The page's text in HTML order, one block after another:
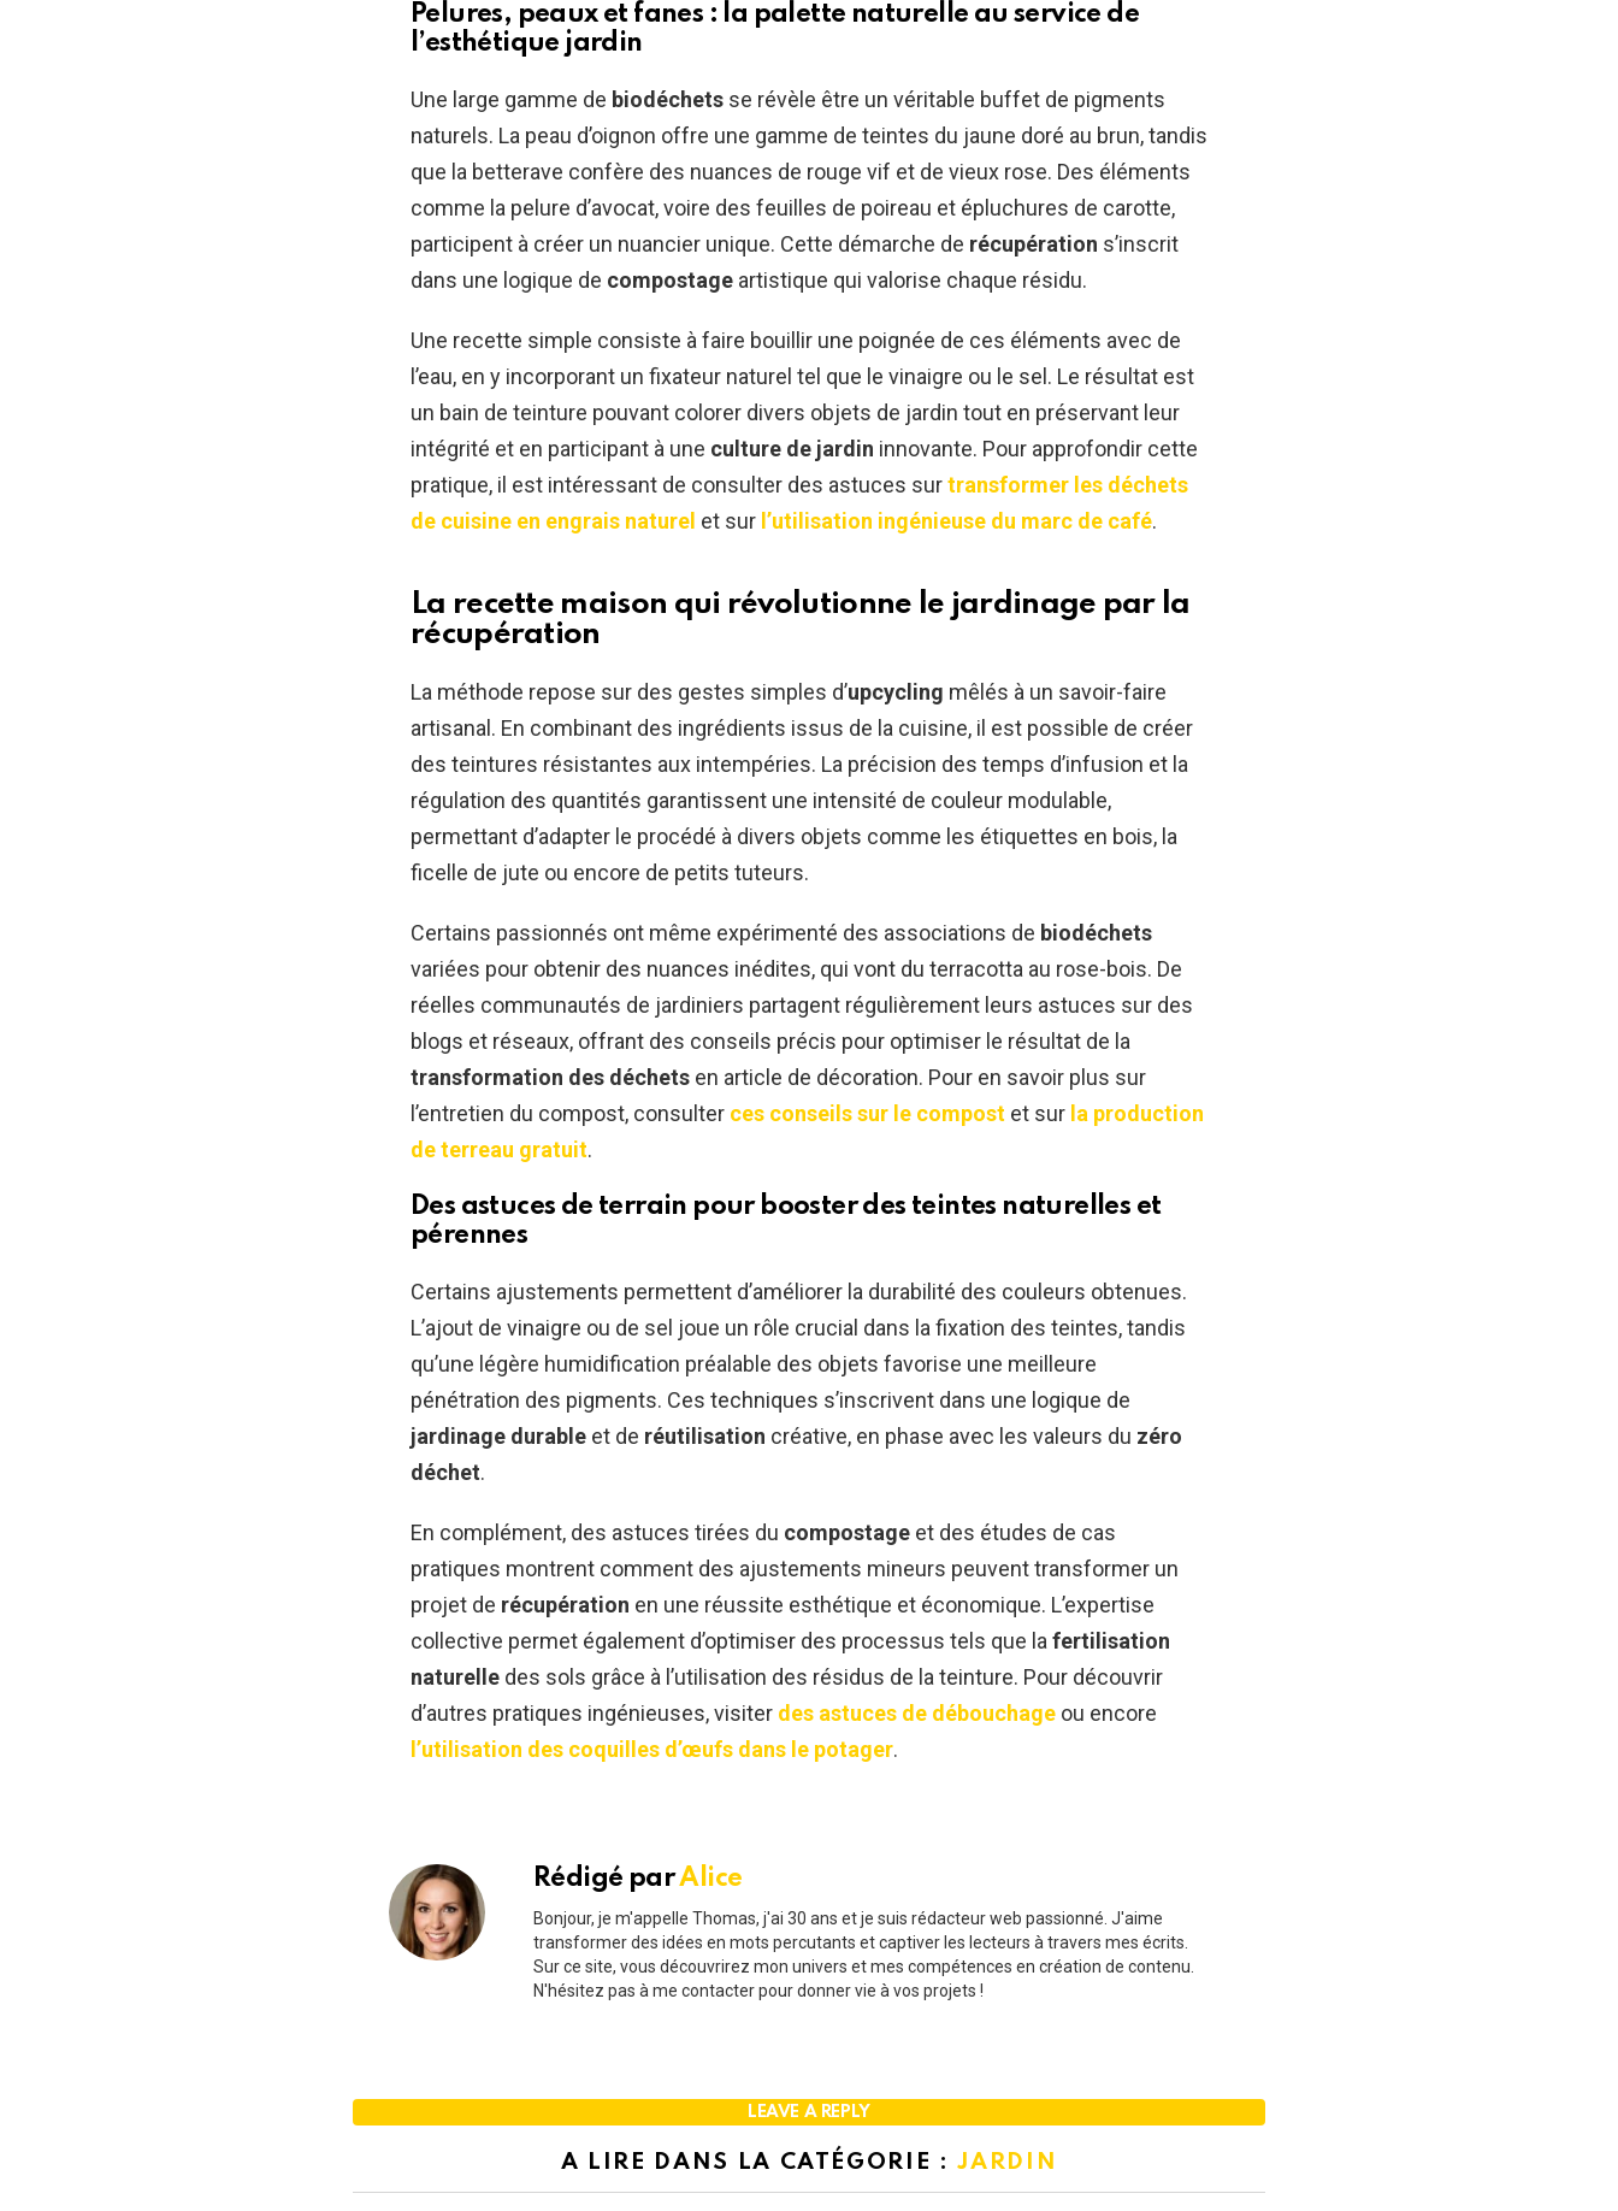
Pelures, peaux et fanes : la palette naturelle au service de
l’esthétique jardin
Une large gamme de biodéchets se révèle être un véritable buffet de pigments
naturels. La peau d’oignon offre une gamme de teintes du jaune doré au brun, tandis
que la betterave confère des nuances de rouge vif et de vieux rose. Des éléments
comme la pelure d’avocat, voire des feuilles de poireau et épluchures de carotte,
participent à créer un nuancier unique. Cette démarche de récupération s’inscrit
dans une logique de compostage artistique qui valorise chaque résidu.
Une recette simple consiste à faire bouillir une poignée de ces éléments avec de
l’eau, en y incorporant un fixateur naturel tel que le vinaigre ou le sel. Le résultat est
un bain de teinture pouvant colorer divers objets de jardin tout en préservant leur
intégrité et en participant à une culture de jardin innovante. Pour approfondir cette
pratique, il est intéressant de consulter des astuces surtransformer les déchets
de cuisine en engrais naturel et sur l’utilisation ingénieuse du marc de café.
La recette maison qui révolutionne le jardinage par la
récupération
La méthode repose sur des gestes simples d’upcycling mêlés à un savoir-faire
artisanal. En combinant des ingrédients issus de la cuisine, il est possible de créer
des teintures résistantes aux intempéries. La précision des temps d’infusion et la
régulation des quantités garantissent une intensité de couleur modulable,
permettant d’adapter le procédé à divers objets comme les étiquettes en bois, la
ficelle de jute ou encore de petits tuteurs.
Certains passionnés ont même expérimenté des associations de biodéchets
variées pour obtenir des nuances inédites, qui vont du terracotta au rose-bois. De
réelles communautés de jardiniers partagent régulièrement leurs astuces sur des
blogs et réseaux, offrant des conseils précis pour optimiser le résultat de la
transformation des déchets en article de décoration. Pour en savoir plus sur
l’entretien du compost, consulter ces conseils sur le compost et sur la production
de terreau gratuit.
Des astuces de terrain pour booster des teintes naturelles et
pérennes
Certains ajustements permettent d’améliorer la durabilité des couleurs obtenues.
L’ajout de vinaigre ou de sel joue un rôle crucial dans la fixation des teintes, tandis
qu’une légère humidification préalable des objets favorise une meilleure
pénétration des pigments. Ces techniques s’inscrivent dans une logique de
jardinage durable et de réutilisation créative, en phase avec les valeurs du zéro
déchet.
En complément, des astuces tirées du compostage et des études de cas
pratiques montrent comment des ajustements mineurs peuvent transformer un
projet de récupération en une réussite esthétique et économique. L’expertise
collective permet également d’optimiser des processus tels que lafertilisation
naturelle des sols grâce à l’utilisation des résidus de la teinture. Pour découvrir
d’autres pratiques ingénieuses, visiter des astuces de débouchage ou encore
l’utilisation des coquilles d’œufs dans le potager.
Rédigé parAlice
Bonjour, je m'appelle Thomas, j'ai 30 ans et je suis rédacteur web passionné. J'aime
transformer des idées en mots percutants et captiver les lecteurs à travers mes écrits.
Sur ce site, vous découvrirez mon univers et mes compétences en création de contenu.
N'hésitez pas à me contacter pour donner vie à vos projets !
LEAVE A REPLY
A LIRE DANS LA CATÉGORIE :JARDIN